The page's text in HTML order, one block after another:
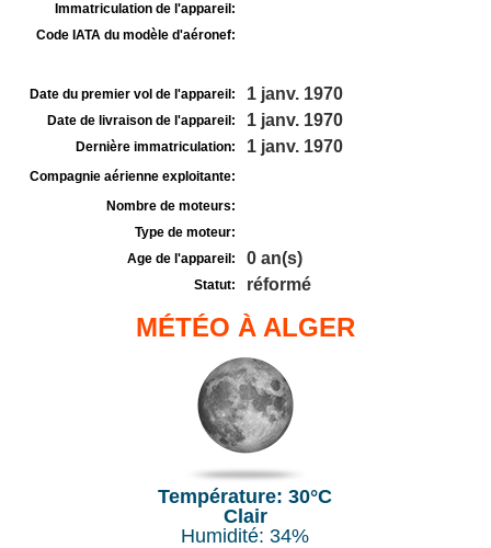
Immatriculation de l'appareil:
Code IATA du modèle d'aéronef:
Date du premier vol de l'appareil: 1 janv. 1970
Date de livraison de l'appareil: 1 janv. 1970
Dernière immatriculation: 1 janv. 1970
Compagnie aérienne exploitante:
Nombre de moteurs:
Type de moteur:
Age de l'appareil:
0 an(s)
Statut: réformé
MÉTÉO À ALGER
Température: 30°C
Clair
Humidité: 34%